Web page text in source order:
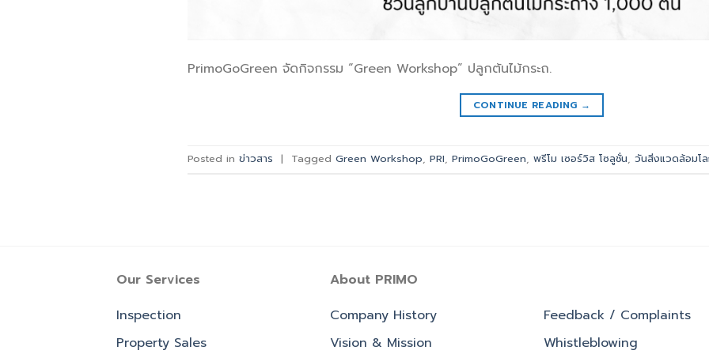
PrimoGoGreen จัดกิจกรรม “Green Workshop” ปลูกต้นไม้กระถ.
CONTINUE READING →
Posted in ข่าวสาร | Tagged Green Workshop, PRI, PrimoGoGreen, พรีโม เซอร์วิส โซลูชั่น, วันสิ่งแวดล้อมโ
Our Services
Inspection
Property Sales
About PRIMO
Company History
Vision & Mission
Feedback / Complaints
Whistleblowing